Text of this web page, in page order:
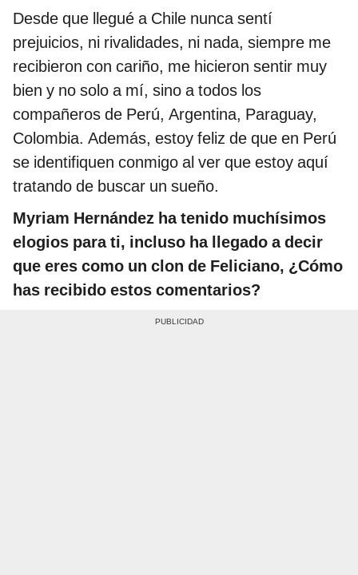
Desde que llegué a Chile nunca sentí
prejuicios, ni rivalidades, ni nada, siempre me
recibieron con cariño, me hicieron sentir muy
bien y no solo a mí, sino a todos los
compañeros de Perú, Argentina, Paraguay,
Colombia. Además, estoy feliz de que en Perú
se identifiquen conmigo al ver que estoy aquí
tratando de buscar un sueño.
Myriam Hernández ha tenido muchísimos
elogios para ti, incluso ha llegado a decir
que eres como un clon de Feliciano, ¿Cómo
has recibido estos comentarios?